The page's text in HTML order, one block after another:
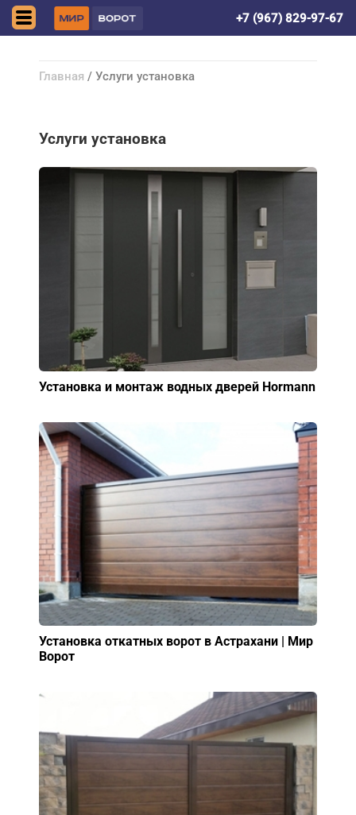
+7 (967) 829-97-67
Главная / Услуги установка
Услуги установка
Установка и монтаж водных дверей Hormann
Установка откатных ворот в Астрахани | Мир
Ворот